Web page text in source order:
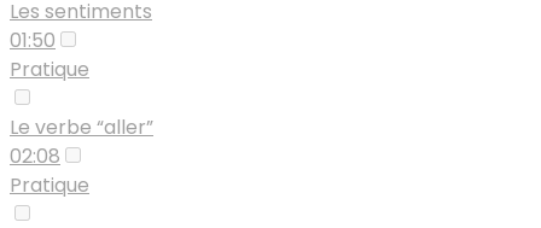
Les sentiments
01:50
Pratique
Le verbe “aller”
02:08
Pratique